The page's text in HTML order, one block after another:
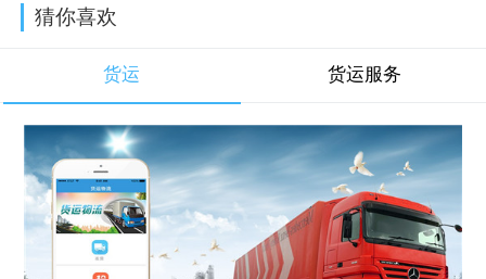
猜你喜欢
货运 货运服务